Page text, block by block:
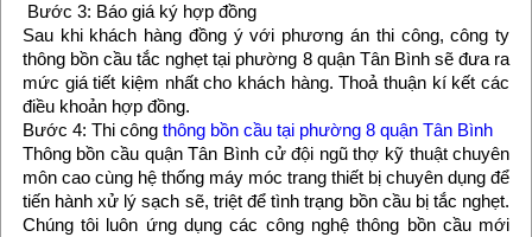
Bước 3: Báo giá ký hợp đồng
Sau khi khách hàng đồng ý với phương án thi công, công ty
thông bồn cầu tắc nghẹt tại phường 8 quận Tân Bình sẽ đưa ra
mức giá tiết kiệm nhất cho khách hàng. Thoả thuận kí kết các
điều khoản hợp đồng.
Bước 4: Thi công thông bồn cầu tại phường 8 quận Tân Bình
Thông bồn cầu quận Tân Bình cử đội ngũ thợ kỹ thuật chuyên
môn cao cùng hệ thống máy móc trang thiết bị chuyên dụng để
tiến hành xử lý sạch sẽ, triệt để tình trạng bồn cầu bị tắc nghẹt.
Chúng tôi luôn ứng dụng các công nghệ thông bồn cầu mới